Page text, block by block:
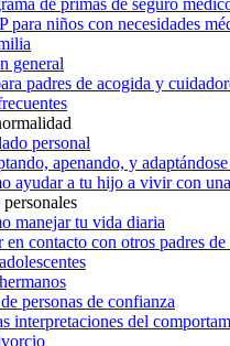
para niños con necesidades
general
padres de acogida y
personal
apenando, y
ayudar a tu hijo a vivir con
manejar tu vida diaria
en contacto con otros padres
personas de confianza
interpretaciones del